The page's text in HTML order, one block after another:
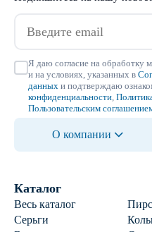
Я даю согласие на обработку
и на условиях, указанных в
данных и подтверждаю
конфиденциальности
Пользовательским
О компании
Каталог
Весь каталог
Серьги